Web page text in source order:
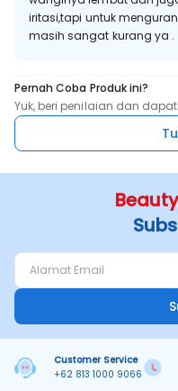
iritasi,tapi untuk
masih sangat kurang ya .
Pernah Coba Produk ini?
Yuk, beri penilaian dan
Beauty
Customer Service
+62 813 1000 9066